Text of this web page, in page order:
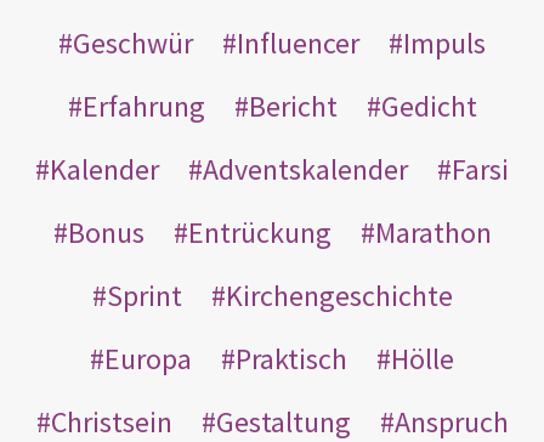
Geschwür
Influencer
Impuls
Erfahrung
Bericht
Gedicht
Kalender
Adventskalender
Farsi
Bonus
Entrückung
Marathon
Sprint
Kirchengeschichte
Europa
Praktisch
Hölle
Christsein
Gestaltung
Anspruch